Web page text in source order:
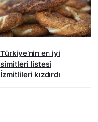
Türkiye’nin en iyi
simitleri listesi
İzmitlileri kızdırdı